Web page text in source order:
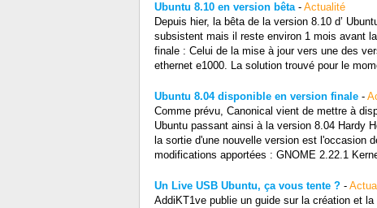
Ubuntu 8.10 en version bêta- Actualité
Depuis hier, la bêta de la version 8.10 d’
subsistent mais il reste environ 1 mois avant
finale : Celui de la mise à jour vers une des
ethernet e1000. La solution trouvé pour le
Ubuntu 8.04 disponible en version finale-
Comme prévu, Canonical vient de mettre à
Ubuntu passant ainsi à la version 8.04 Hardy
la sortie d'une nouvelle version est l'occasion
modifications apportées : GNOME 2.22.1
Un Live USB Ubuntu, ça vous tente ?-
AddiKT1ve publie un guide sur la création et